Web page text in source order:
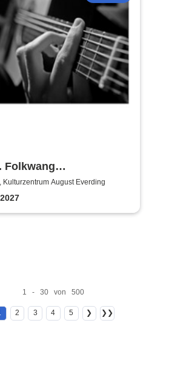
Folkwang
"On Tour"
Kulturzentrum August Everding
1 - 30 von 500
2 3 4 5 ❯ ❯❯